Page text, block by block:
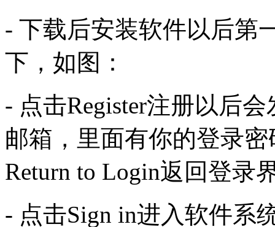
- 下载后安装软件以后第
下，如图：
- 点击Register注册以后
邮箱，里面有你的登录
Return to Login返回登录
- 点击Sign in进入软件系